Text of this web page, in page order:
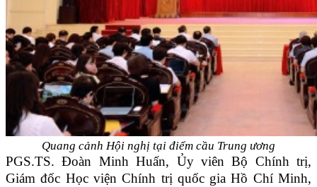
Quang cảnh Hội nghị tại điểm cầu Trung ương
PGS.TS. Đoàn Minh Huấn, Ủy viên Bộ Chính trị,
Giám đốc Học viện Chính trị quốc gia Hồ Chí Minh,